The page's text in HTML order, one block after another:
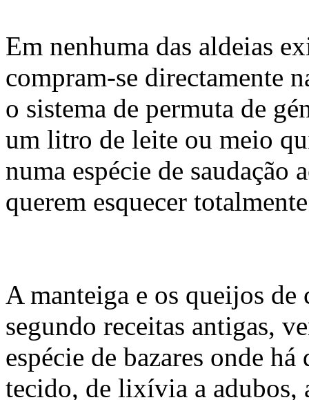
Em nenhuma das aldeias
compram-se directamente
o sistema de permuta de
um litro de leite ou meio
numa espécie de saudação
querem esquecer
A manteiga e os queijos de
segundo receitas antigas,
espécie de bazares onde
tecido, de lixívia a adubos,